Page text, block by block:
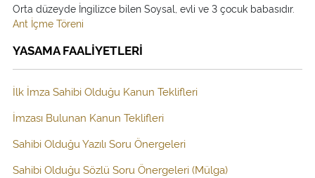
Orta düzeyde İngilizce bilen Soysal, evli ve 3 çocuk babasıdır.
Ant İçme Töreni
YASAMA FAALİYETLERİ
İlk İmza Sahibi Olduğu Kanun Teklifleri
İmzası Bulunan Kanun Teklifleri
Sahibi Olduğu Yazılı Soru Önergeleri
Sahibi Olduğu Sözlü Soru Önergeleri (Mülga)